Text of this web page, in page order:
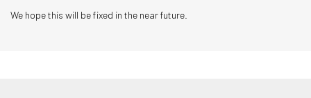
We hope this will be fixed in the near future.